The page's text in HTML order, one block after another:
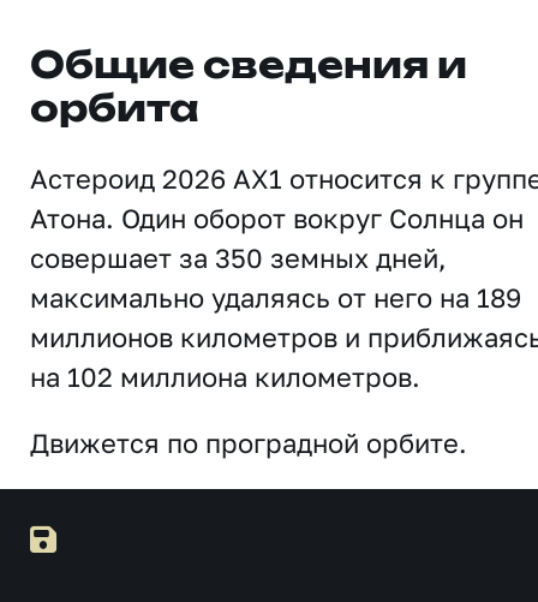
Общие сведения и
орбита
Астероид 2026 AX1 относится к
Атона. Один оборот вокруг Солнца он
совершает за 350 земных дней,
максимально удаляясь от него на 189
миллионов километров и
на 102 миллиона километров.
Движется по проградной орбите.